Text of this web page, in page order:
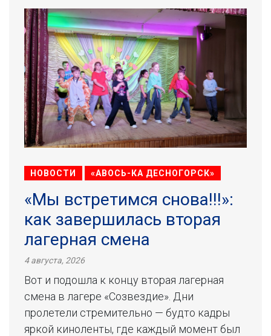
НОВОСТИ «АВОСЬ-КА ДЕСНОГОРСК»
«Мы встретимся снова!!!»:
как завершилась вторая
лагерная смена
4 августа, 2026
Вот и подошла к концу вторая лагерная
смена в лагере «Созвездие». Дни
пролетели стремительно — будто кадры
яркой киноленты, где каждый момент был